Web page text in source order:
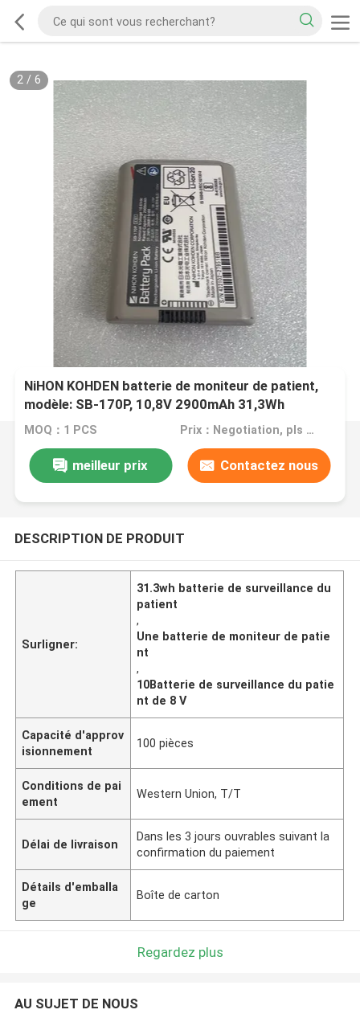
2/ 6
NiHON KOHDEN batterie de moniteur de patient,
modèle: SB-170P, 10,8V 2900mAh 31,3Wh
MOQ：1 PCS Prix：Negotiation, pls contact me
meilleur prix Contactez nous
DESCRIPTION DE PRODUIT
Surligner:
31.3wh batterie de surveillance du
patient
,
Une batterie de moniteur de patie
nt
,
10Batterie de surveillance du patie
nt de 8 V
Capacité d'approv
isionnement
100 pièces
Conditions de pai
ement
Western Union, T/T
Délai de livraison
Dans les 3 jours ouvrables suivant la
confirmation du paiement
Détails d'emballa
ge
Boîte de carton
Regardez plus
AU SUJET DE NOUS